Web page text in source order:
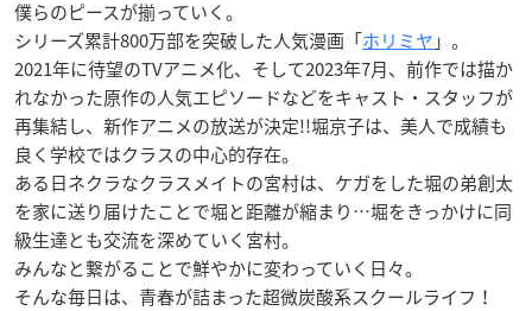
僕らのピースが揃っていく。
シリーズ累計800万部を突破した人気漫画「ホリミヤ 」。
2021年に待望のTVアニメ化、そして2023年7月、前作では描か
れなかった原作の人気エピソードなどをキャスト・スタッフが
再集結し、新作アニメの放送が決定!!堀京子は、美人で成績も
良く学校ではクラスの中心的存在。
ある日ネクラなクラスメイトの宮村は、ケガをした堀の弟創太
を家に送り届けたことで堀と距離が縮まり…堀をきっかけに同
級生達とも交流を深めていく宮村。
みんなと繋がることで鮮やかに変わっていく日々。
そんな毎日は、青春が詰まった超微炭酸系スクールライフ！